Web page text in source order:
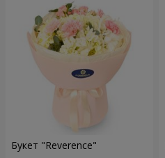
Букет "Reverence"